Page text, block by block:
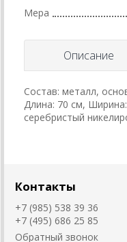
Мера
Описание
Состав: металл,
Длина: 70 см,
серебристый
Контакты
+7 (985) 538 39 36
+7 (495) 686 25 85
Обратный звонок